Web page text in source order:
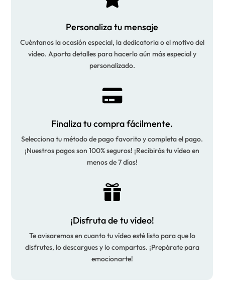
Personaliza tu mensaje
Cuéntanos la ocasión especial, la dedicatoria o el motivo del
vídeo. Aporta detalles para hacerlo aún más especial y
personalizado.

Finaliza tu compra fácilmente.
Selecciona tu método de pago favorito y completa el pago.
¡Nuestros pagos son 100% seguros! ¡Recibirás tu vídeo en
menos de 7 días!

¡Disfruta de tu vídeo!
Te avisaremos en cuanto tu vídeo esté listo para que lo
disfrutes, lo descargues y lo compartas. ¡Prepárate para
emocionarte!